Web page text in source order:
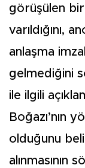
görüşülen
varıldığını,
anlaşma
gelmediğini
ile ilgili
Boğazı’nın
olduğunu
alınmasının